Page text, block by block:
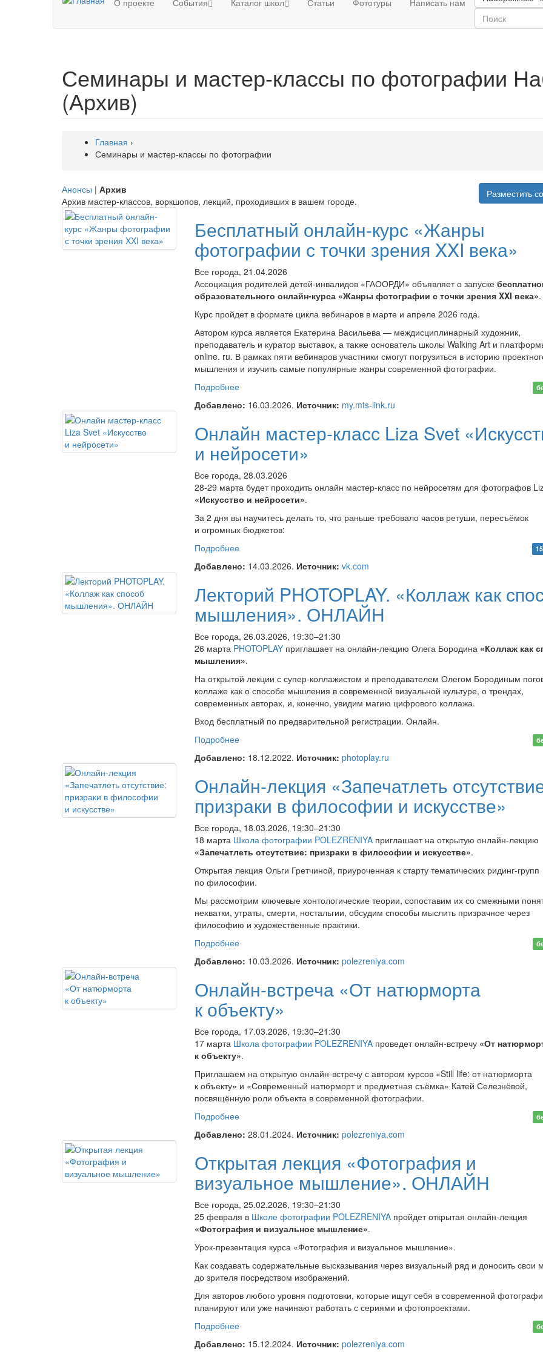
О проекте События Каталог школ Статьи Фототуры Написать нам
Семинары и мастер-классы по фотографии
(Архив)
Главная ›
Семинары и мастер-классы по фотографии
Анонсы | Архив
Архив мастер-классов, воркшопов, лекций, проходивших в вашем городе.
Разместить
Бесплатный онлайн-курс «Жанры
фотографии с точки зрения XXI века»
Все города, 21.04.2026
Ассоциация родителей детей-инвалидов «ГАООРДИ» объявляет о запуске
образовательного онлайн-курса «Жанры фотографии с точки зрения XXI века».
Курс пройдет в формате цикла вебинаров в марте и апреле 2026 года.
Автором курса является Екатерина Васильева — междисциплинарный художник,
преподаватель и куратор выставок, а также основатель школы Walking Art и
online. ru. В рамках пяти вебинаров участники смогут погрузиться в историю
мышления и изучить самые популярные жанры современной фотографии.
Подробнее
века»
Добавлено: 16.03.2026. Источник: my.mts-link.ru
Онлайн мастер-класс Liza Svet
и нейросети»
Все города, 28.03.2026
28-29 марта будет проходить онлайн мастер-класс по нейросетям для фотографов
«Искусство и нейросети».
За 2 дня вы научитесь делать то, что раньше требовало часов ретуши, пересъёмок
и огромных бюджетов:
Подробнее
Добавлено: 14.03.2026. Источник:vk.com
Лекторий PHOTOPLAY. «Коллаж как
мышления». ОНЛАЙН
Все города, 26.03.2026, 19:30–21:30
26 марта PHOTOPLAY приглашает на онлайн-лекцию Олега Бородина «Коллаж как
мышления».
На открытой лекции с супер-коллажистом и преподавателем Олегом Бородиным
коллаже как о способе мышления в современной визуальной культуре, о трендах,
современных авторах, и, конечно, увидим магию цифрового коллажа.
Вход бесплатный по предварительной регистрации. Онлайн.
Подробнее
как способ мышления». ОНЛАЙН
Добавлено: 18.12.2022. Источник:photoplay.ru
Онлайн-лекция «Запечатлеть
призраки в философии и искусстве»
Все города, 18.03.2026, 19:30–21:30
18 марта Школа фотографии POLEZRENIYA приглашает на открытую онлайн-лекцию
«Запечатлеть отсутствие: призраки в философии и искусстве».
Открытая лекция Ольги Гретчиной, приуроченная к старту тематических ридинг-групп
по философии.
Мы рассмотрим ключевые хонтологические теории, сопоставим их со смежными
нехватки, утраты, смерти, ностальгии, обсудим способы мыслить призрачное через
философию и художественные практики.
Подробнее
отсутствие: призраки в философии
и искусстве»
Добавлено: 10.03.2026. Источник:polezreniya.com
Онлайн-встреча «От натюрморта
к объекту»
Все города, 17.03.2026, 19:30–21:30
17 марта Школа фотографии POLEZRENIYA проведет онлайн-встречу «От
к объекту».
Приглашаем на открытую онлайн-встречу с автором курсов «Still life: от натюрморта
к объекту» и «Современный натюрморт и предметная съёмка» Катей Селезнёвой,
посвящённую роли объекта в современной фотографии.
Подробнее
Добавлено:28.01.2024. Источник:polezreniya.com
Открытая лекция «Фотография и
визуальное мышление». ОНЛАЙН
Все города, 25.02.2026, 19:30–21:30
25 февраля в Школе фотографии POLEZRENIYA пройдет открытая онлайн-лекция
«Фотография и визуальное мышление».
Урок-презентация курса «Фотография и визуальное мышление».
Как создавать содержательные высказывания через визуальный ряд и доносить свои
до зрителя посредством изображений.
Для авторов любого уровня подготовки, которые ищут себя в современной
планируют или уже начинают работать с сериями и фотопроектами.
Подробнее
визуальное мышление». ОНЛАЙН
Добавлено: 15.12.2024. Источник:polezreniya.com